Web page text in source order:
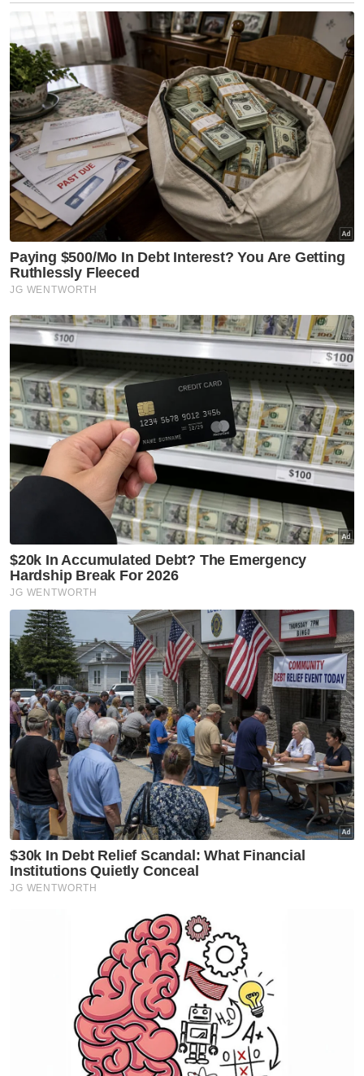
Penggubal undang-undang bersidang di
bawah kawalan keselamatan yang
diperketatkan di tengah-tengah salji lebat
yang meliputi Washington, DC. - Bernama
Artikel Berkaitan:
Mahkamah tolak rayuan Trump, kekal keputusan kes
serangan seksual
Trump minta Mahkamah Agung tangguh tarikh akhir
larangan TikTok
Bagaimana Donald Trump dapat bentuk semula
dasar, politik AS pada 2025
sementara waktu, kata Trump
Malaysia akan suaikan diri dengan era Trump -
Badan Perwakilan Pemilih AS sahkan kemenangan
Trump dalam Pilihanraya 2024
Muat turun aplikasi Sinar Harian. Klik di sini!
Kongres AS
Donald Trump
Pilihan Raya Presiden
Kemenangan Trump
Kamala Harris
Global
Artikel Disyorkan
GLOBAL
Keadaan Joe Biden makin
lemah, kanser prostat merebak
ke tulang
Selat Hormuz kekal ditutup
sehingga AS penuhi tuntutan
Teheran
GLOBAL
Lebih 28,000 hektar hutan
terbakar di Kalimantan Barat